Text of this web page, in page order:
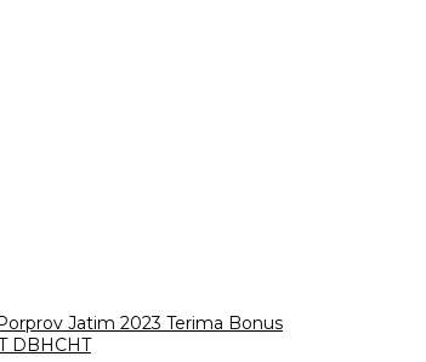
Jatim 2023 Terima Bonus
DBHCHT